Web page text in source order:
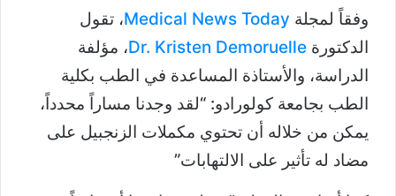
وفقاً لمجلة Medical News Today، تقول
الدكتورة Dr. Kristen Demoruelle، مؤلفة
الدراسة، والأستاذة المساعدة في الطب بكلية
الطب بجامعة كولورادو: “لقد وجدنا مساراً محدداً،
يمكن من خلاله أن تحتوي مكملات الزنجبيل على
مضاد له تأثير على الالتهابات”